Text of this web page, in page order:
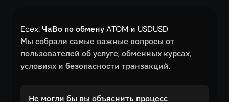
Ecex: ЧаВо по обмену ATOM и USDUSD
Мы собрали самые важные вопросы от
пользователей об услуге, обменных курсах,
условиях и безопасности транзакций.
Не могли бы вы объяснить процесс